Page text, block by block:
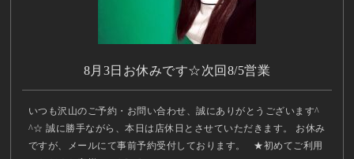
8月3日お休みです☆次回8/5営業
いつも沢山のご予約・お問い合わせ、誠にありがとうございます^
^☆ 誠に勝手ながら、本日は店休日とさせていただきます。 お休み
ですが、メールにて事前予約受付しております。 ★初めてご利用